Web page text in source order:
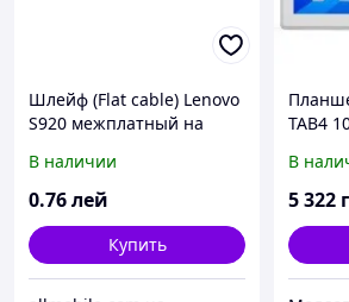
Шлейф (Flat cable) Lenovo
S920 межплатный на
В наличии
0.76лей
Купить
TAB4
В
5 322